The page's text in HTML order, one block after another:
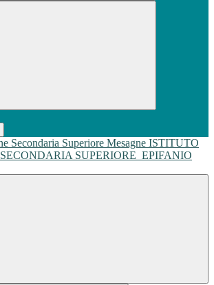
ISTITUTO
SECONDARIA SUPERIORE EPIFANIO